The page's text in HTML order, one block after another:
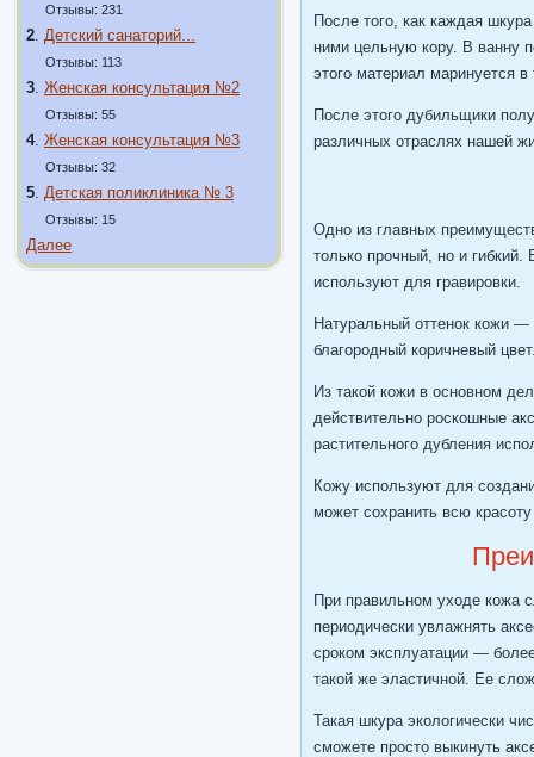
Отзывы: 231
2 Детский санаторий...
Отзывы: 113
3 Женская консультация №2
Отзывы: 55
4. Женская консультация №3
Отзывы: 32
5 Детская поликлиника № 3
Отзывы: 15
Далее
После того, как каждая
ними цельную кору. В ванну
этого материал маринуется
После этого дубильщики
различных отраслях нашей
Одно из главных
только прочный, но и
используют для гравировки.
Натуральный оттенок кожи ―
благородный коричневый
Из такой кожи в основном
действительно роскошные
растительного дубления
Кожу используют для
может сохранить всю
При правильном уходе кожа
периодически увлажнять
сроком эксплуатации ―
такой же эластичной. Ее
Такая шкура экологически
сможете просто выкинуть